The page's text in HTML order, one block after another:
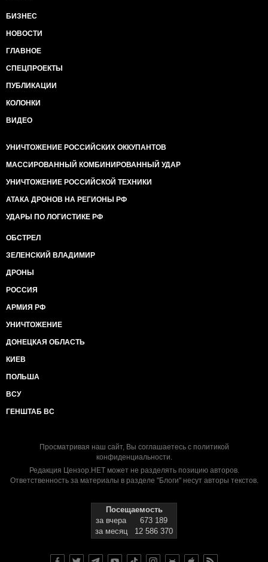
БИЗНЕС
НОВОСТИ
ГЛАВНОЕ
СПЕЦПРОЕКТЫ
ПУБЛИКАЦИИ
КОЛОНКИ
ВИДЕО
УНИЧТОЖЕНИЕ РОССИЙСКИХ ОККУПАНТОВ
МАССИРОВАННЫЙ КОМБИНИРОВАННЫЙ УДАР
УНИЧТОЖЕНИЕ РОССИЙСКОЙ ТЕХНИКИ
АТАКА ДРОНОВ НА РЕГИОНЫ РФ
УДАРЫ ПО ЛОГИСТИКЕ РФ
ОБСТРЕЛ
ЗЕЛЕНСКИЙ ВЛАДИМИР
ДРОНЫ
РОССИЯ
АРМИЯ РФ
УНИЧТОЖЕНИЕ
ДОНЕЦКАЯ ОБЛАСТЬ
КИЕВ
ПОЛЬША
ВСУ
ГЕНШТАБ ВС
Просматривая наш сайт, Вы соглашаетесь с политикой
конфиденциальности.
Редакция Цензор.НЕТ может не разделять позицию авторов.
Ответственность за материалы в разделе "Блоги" несут авторы текстов.
Посещаемость
за вчера
673 189
за месяц
12 586 370